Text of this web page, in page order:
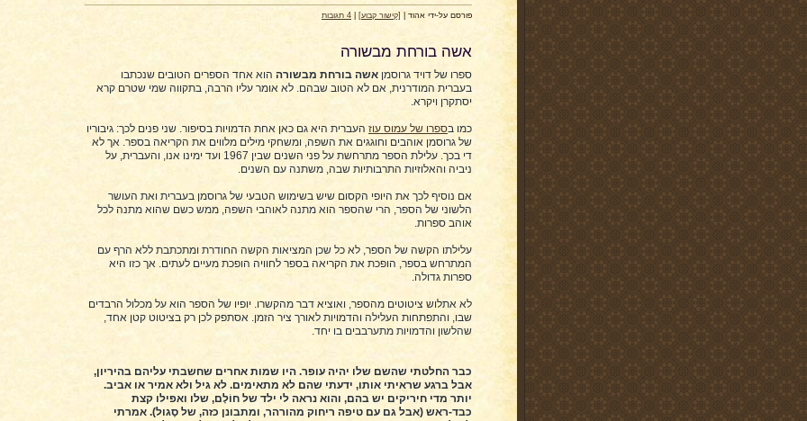
פורסם על-ידי אהוד | [קישור קבוע] 4 תגובות
אשה בורחת מבשורה
ספרו של דויד גרוסמן אשה בורחת מבשורה הוא אחד הספרים הטובים שנכתבו
בעברית המודרנית, אם לא הטוב שבהם. לא אומר עליו הרבה, בתקווה שמי שטרם קרא
יסתקרן ויקרא.
כמו בספרו של עמוס עוז העברית היא גם כאן אחת הדמויות בסיפור. שני פנים לכך: גיבוריו
של גרוסמן אוהבים וחוגגים את השפה, ומשחקי מילים מלווים את הקריאה בספר. אך לא
די בכך. עלילת הספר מתרחשת על פני השנים שבין 1967 ועד ימינו אנו, והעברית, על
ניביה והאלוזיות התרבותיות שבה, משתנה עם השנים.
אם נוסיף לכך את היופי הקסום שיש בשימוש הטבעי של גרוסמן בעברית ואת העושר
הלשוני של הספר, הרי שהספר הוא מתנה לאוהבי השפה, ממש כשם שהוא מתנה לכל
אוהב ספרות.
עלילתו הקשה של הספר, לא כל שכן המציאות הקשה החודרת ומתכתבת ללא הרף עם
המתרחש בספר, הופכת את הקריאה בספר לחוויה הופכת מעיים לעתים. אך כזו היא
ספרות גדולה.
לא אתלוש ציטוטים מהספר, ואוציא דבר מהקשרו. יופיו של הספר הוא על מכלול הרבדים
שבו, והתפתחות העלילה והדמויות לאורך ציר הזמן. אסתפק לכן רק בציטוט קטן אחד,
שהלשון והדמויות מתערבבים בו יחד.
כבר החלטתי שהשם שלו יהיה עופר. היו שמות אחרים שחשבתי עליהם בהיריון,
אבל ברגע שראיתי אותו, ידעתי שהם לא מתאימים. לא גיל ולא אמיר או אביב.
יותר מדי חיריקים יש בהם, והוא נראה לי ילד של חוֹלָם, שלו ואפילו קצת
כבד-ראש (אבל גם עם טיפה ריחוק מהורהר, ומתבונן כזה, של סֶגול). אמרתי